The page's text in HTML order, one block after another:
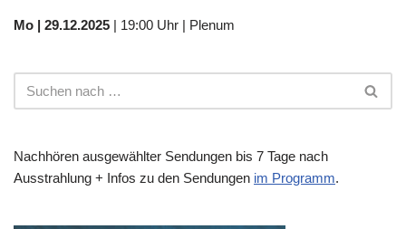
Mo | 29.12.2025 | 19:00 Uhr | Plenum
Nachhören ausgewählter Sendungen bis 7 Tage nach
Ausstrahlung + Infos zu den Sendungen im Programm.